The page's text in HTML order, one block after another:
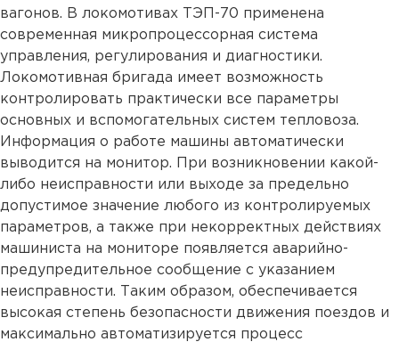
вагонов. В локомотивах ТЭП-70 применена
современная микропроцессорная система
управления, регулирования и диагностики.
Локомотивная бригада имеет возможность
контролировать практически все параметры
основных и вспомогательных систем тепловоза.
Информация о работе машины автоматически
выводится на монитор. При возникновении какой-
либо неисправности или выходе за предельно
допустимое значение любого из контролируемых
параметров, а также при некорректных действиях
машиниста на мониторе появляется аварийно-
предупредительное сообщение с указанием
неисправности. Таким образом, обеспечивается
высокая степень безопасности движения поездов и
максимально автоматизируется процесс